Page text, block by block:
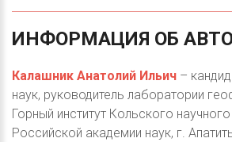
ИНФОРМАЦИЯ ОБ
Калашник Анатолий Ильич –
наук, руководитель лаборатории
Горный институт Кольского
Российской академии наук, г.